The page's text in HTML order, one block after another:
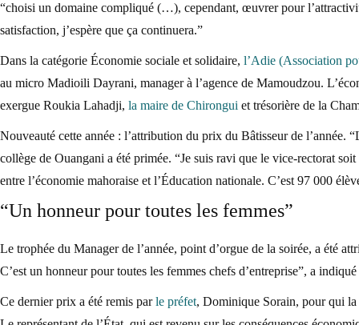
“choisi un domaine compliqué (…), cependant, œuvrer pour
satisfaction, j’espère que ça continuera.”
Dans la catégorie Économie sociale et solidaire, l’Adie (Association
au micro Madioili Dayrani, manager à l’agence de Mamoudzou.
exergue Roukia Lahadji, la maire de Chirongui et trésorière de la
Nouveauté cette année : l’attribution du prix du Bâtisseur de
collège de Ouangani a été primée. “Je suis ravi que le vice-rectorat
entre l’économie mahoraise et l’Éducation nationale. C’est 97 000
“Un honneur pour toutes les femmes”
Le trophée du Manager de l’année, point d’orgue de la soirée, a été
C’est un honneur pour toutes les femmes chefs d’entreprise”, a
Ce dernier prix a été remis parle préfet, Dominique Sorain, pour qui la